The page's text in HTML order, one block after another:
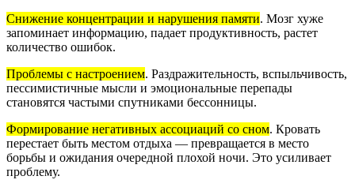
Снижение концентрации и нарушения памяти. Мозг хуже
запоминает информацию, падает продуктивность, растет
количество ошибок.
Проблемы с настроением. Раздражительность, вспыльчивость,
пессимистичные мысли и эмоциональные перепады
становятся частыми спутниками бессонницы.
Формирование негативных ассоциаций со сном. Кровать
перестает быть местом отдыха — превращается в место
борьбы и ожидания очередной плохой ночи. Это усиливает
проблему.